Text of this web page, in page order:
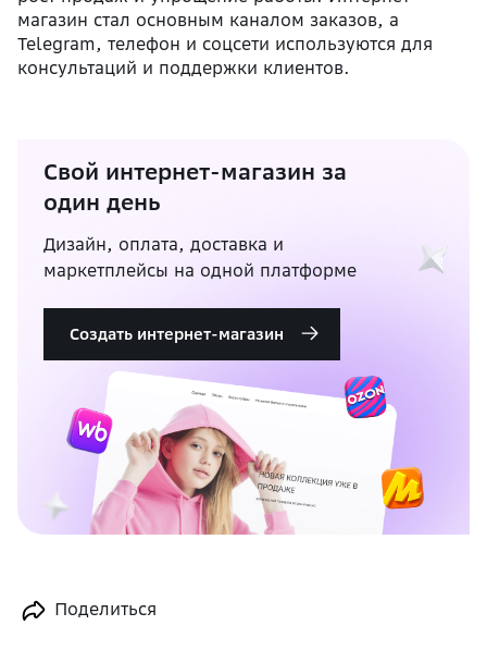
магазин стал основным каналом заказов, а
Telegram, телефон и соцсети используются для
консультаций и поддержки клиентов.
Свой интернет-магазин за
один день
Дизайн, оплата, доставка и
маркетплейсы на одной платформе
Создать интернет-магазин
Поделиться